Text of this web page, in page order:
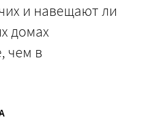
и навещают ли
домах
чем в